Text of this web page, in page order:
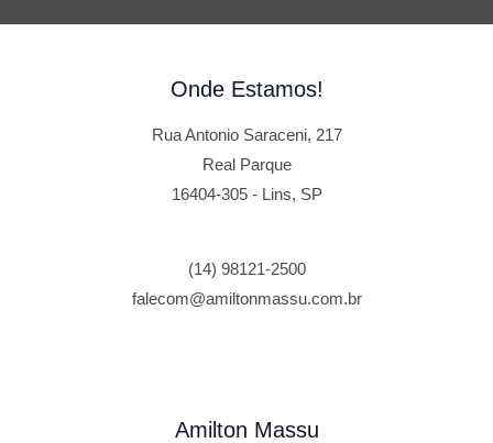
Onde Estamos!
Rua Antonio Saraceni, 217
Real Parque
16404-305 - Lins, SP
(14) 98121-2500
falecom@amiltonmassu.com.br
Amilton Massu